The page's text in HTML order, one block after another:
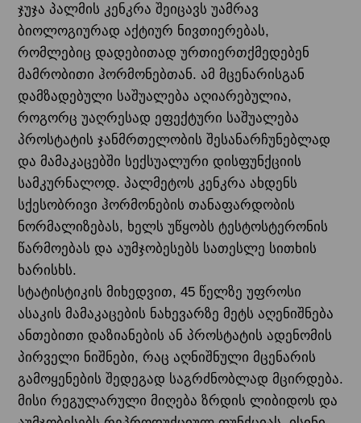
ჯუჯა პალმის კენკრა შეიცავს უამრავ
ბიოლოგიურად აქტიურ ნივთიერებას,
რომლებიც დადებითად ურთიერთქმედებენ
მამრობითი ჰორმონებთან. ამ მცენარისგან
დამზადებული საშუალება აღიარებულია,
როგორც უაღრესად ეფექტური საშუალება
პროსტატის ჯანმრთელობის შესანარჩუნებლად
და მამაკაცებში სექსუალური დისფუნქციის
სამკურნალოდ. პალმეტოს კენკრა ახდენს
სქესობრივი ჰორმონების თანაფარდობის
ნორმალიზებას, ხელს უწყობს ტესტოსტერონის
წარმოებას და აუმჯობესებს სათესლე სითხის
ხარისხს.
სტატისტიკის მიხედვით, 45 წელზე უფროსი
ასაკის მამაკაცების ნახევარზე მეტს აღენიშნება
ანთებითი დაზიანების ან პროსტატის ადენომის
პირველი ნიშნები, რაც აღნიშნული მცენარის
გამოყენების შედეგად საგრძნობლად მცირდება.
მისი რეგულარული მიღება ზრდის ლიბიდოს და